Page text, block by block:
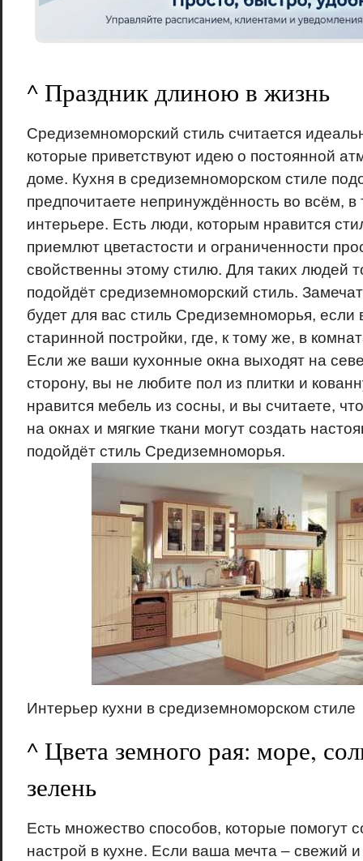
^ Праздник длиною в жизнь
Средиземноморский стиль считается
которые приветствуют идею о постоянной
доме. Кухня в средиземноморском стиле
предпочитаете непринуждённость во всём, в
интерьере. Есть люди, которым нравится
приемлют цветастости и ограниченности
свойственны этому стилю. Для таких людей
подойдёт средиземноморский стиль.
будет для вас стиль Средиземноморья,
старинной постройки, где, к тому же, в
Если же ваши кухонные окна выходят на
сторону, вы не любите пол из плитки и
нравится мебель из сосны, и вы считаете,
на окнах и мягкие ткани могут создать
подойдёт стиль Средиземноморья.
Интерьер кухни в средиземноморском стиле
^ Цвета земного рая: море,
зелень
Есть множество способов, которые помогут
настрой в кухне. Если ваша мечта – свежий